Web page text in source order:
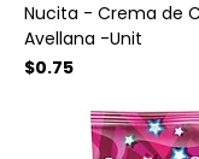
Nucita - Crema de
Avellana -Unit
Precio
$0.75